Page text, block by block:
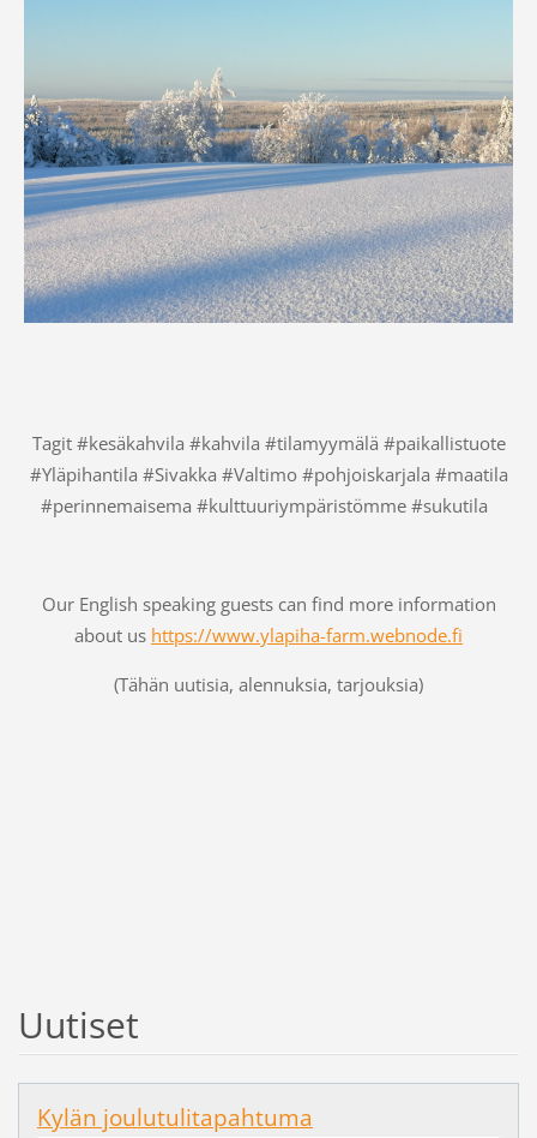
Tagit #kesäkahvila #kahvila #tilamyymälä #paikallistuote
#Yläpihantila #Sivakka #Valtimo #pohjoiskarjala #maatila
#perinnemaisema #kulttuuriympäristömme #sukutila
Our English speaking guests can find more information
about us https://www.ylapiha-farm.webnode.fi
(Tähän uutisia, alennuksia, tarjouksia)
Uutiset
Kylän joulutulitapahtuma